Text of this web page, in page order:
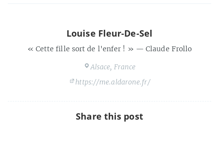
Louise Fleur-De-Sel
« Cette fille sort de l'enfer ! » — Claude Frollo
Alsace, France
https://me.aldarone.fr/
Share this post